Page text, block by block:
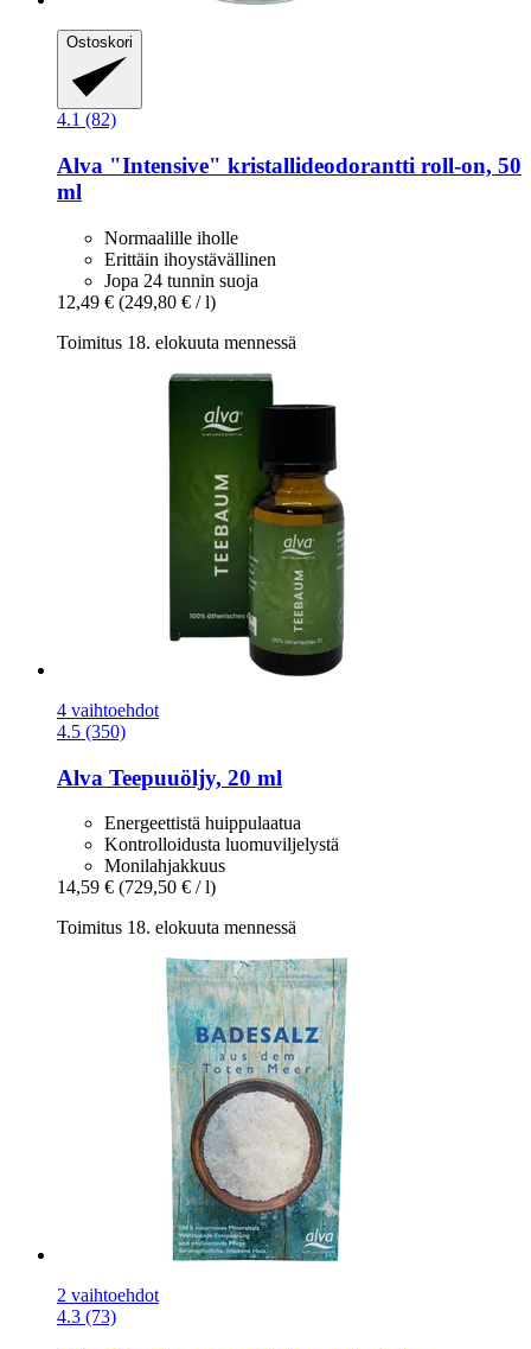
Ostoskori
4.1 (82)
Alva "Intensive" kristallideodorantti roll-​on, 50
ml
Normaalille iholle
Erittäin ihoystävällinen
Jopa 24 tunnin suoja
12,49 € (249,80 € / l)
Toimitus 18. elokuuta mennessä
4 vaihtoehdot
4.5 (350)
Alva Teepuuöljy, 20 ml
Energeettistä huippulaatua
Kontrolloidusta luomuviljelystä
Monilahjakkuus
14,59 € (729,50 € / l)
Toimitus 18. elokuuta mennessä
2 vaihtoehdot
4.3 (73)